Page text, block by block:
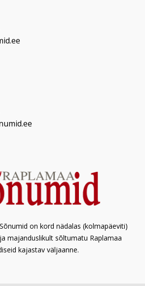
on kord nädalas (kolmapäeviti)
majanduslikult sõltumatu Raplamaa
kajastav väljaanne.